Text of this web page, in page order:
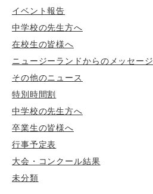
イベント報告
中学校の先生方へ
在校生の皆様へ
ニュージーランドからのメッセージ
その他のニュース
特別時間割
中学校の先生方へ
卒業生の皆様へ
行事予定表
大会・コンクール結果
未分類